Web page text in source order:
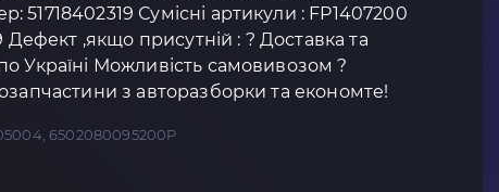
51718402319 Сумісні артикули : FP1407200
Дефект ,якщо присутній : ? Доставка та
Україні Можливість самовивозом ?
з авторазборки та економте!
6502080095200P